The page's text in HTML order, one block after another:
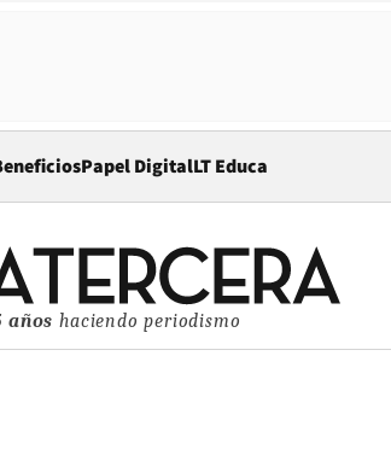
Papel DigitalOpens in new window
LT Educa
años haciendo periodismo